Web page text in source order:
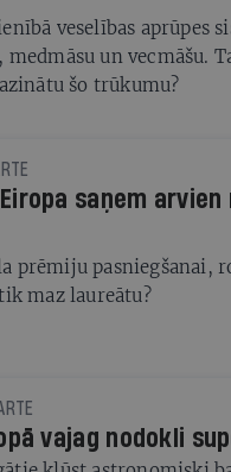
veselības aprūpes
un vecmāšu.
šo trūkumu?
Eiropa saņem
prēmiju pasniegšanai,
maz laureātu?
vajag nodokli